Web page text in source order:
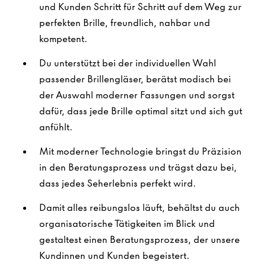
und Kunden Schritt für Schritt auf dem Weg zur
perfekten Brille, freundlich, nahbar und
kompetent.
Du unterstützt bei der individuellen Wahl
passender Brillengläser, berätst modisch bei
der Auswahl moderner Fassungen und sorgst
dafür, dass jede Brille optimal sitzt und sich gut
anfühlt.
Mit moderner Technologie bringst du Präzision
in den Beratungsprozess und trägst dazu bei,
dass jedes Seherlebnis perfekt wird.
Damit alles reibungslos läuft, behältst du auch
organisatorische Tätigkeiten im Blick und
gestaltest einen Beratungsprozess, der unsere
Kundinnen und Kunden begeistert.